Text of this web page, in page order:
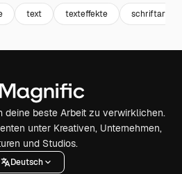
text texteffekte schriftarten
deine beste Arbeit zu verwirklichen.
unter Kreativen, Unternehmen,
und Studios.
Deutsch